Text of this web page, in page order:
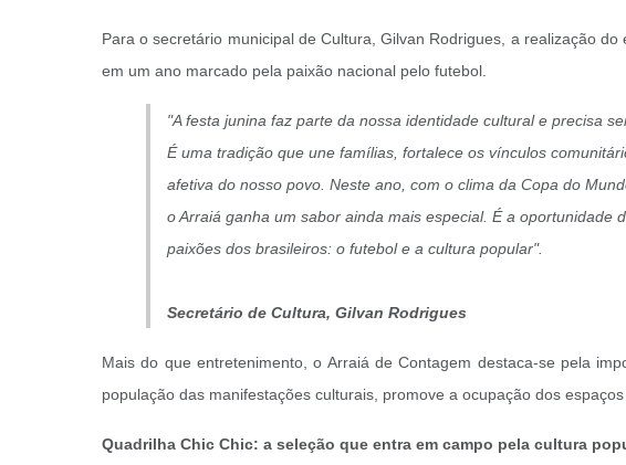
Para o secretário municipal de Cultura, Gilvan Rodrigues, a realização
em um ano marcado pela paixão nacional pelo futebol.
"A festa junina faz parte da nossa identidade cultural e precisa
É uma tradição que une famílias, fortalece os vínculos
afetiva do nosso povo. Neste ano, com o clima da Copa do
o Arraiá ganha um sabor ainda mais especial. É a oportunidade
paixões dos brasileiros: o futebol e a cultura popular".
Secretário de Cultura, Gilvan Rodrigues
Mais do que entretenimento, o Arraiá de Contagem destaca-se pela
população das manifestações culturais, promove a ocupação dos
Quadrilha Chic Chic: a seleção que entra em campo pela cultura